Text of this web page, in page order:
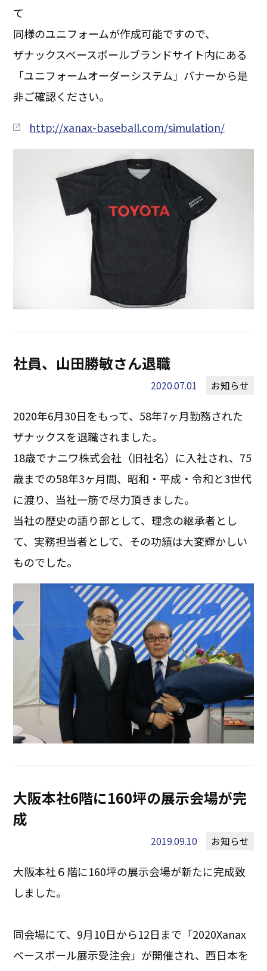
て
同様のユニフォームが作成可能ですので、
ザナックスベースボールブランドサイト内にある
「ユニフォームオーダーシステム」バナーから是
非ご確認ください。
http://xanax-baseball.com/simulation/
社員、山田勝敏さん退職
2020.07.01 お知らせ
2020年6月30日をもって、58年7ヶ月勤務された
ザナックスを退職されました。
18歳でナニワ株式会社（旧社名）に入社され、75
歳までの58年3ヶ月間、昭和・平成・令和と3世代
に渡り、当社一筋で尽力頂きました。
当社の歴史の語り部として、理念の継承者とし
て、実務担当者として、その功績は大変輝かしい
ものでした。
大阪本社6階に160坪の展示会場が完
成
2019.09.10 お知らせ
大阪本社６階に160坪の展示会場が新たに完成致
しました。
同会場にて、9月10日から12日まで「2020Xanax
ベースボール展示受注会」が開催され、西日本を